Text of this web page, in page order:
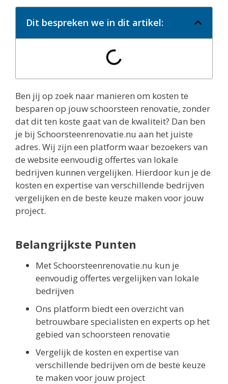
Dit bespreken we in dit artikel:
Ben jij op zoek naar manieren om kosten te
besparen op jouw schoorsteen renovatie, zonder
dat dit ten koste gaat van de kwaliteit? Dan ben
je bij Schoorsteenrenovatie.nu aan het juiste
adres. Wij zijn een platform waar bezoekers van
de website eenvoudig offertes van lokale
bedrijven kunnen vergelijken. Hierdoor kun je de
kosten en expertise van verschillende bedrijven
vergelijken en de beste keuze maken voor jouw
project.
Belangrijkste Punten
Met Schoorsteenrenovatie.nu kun je
eenvoudig offertes vergelijken van lokale
bedrijven
Ons platform biedt een overzicht van
betrouwbare specialisten en experts op het
gebied van schoorsteen renovatie
Vergelijk de kosten en expertise van
verschillende bedrijven om de beste keuze
te maken voor jouw project